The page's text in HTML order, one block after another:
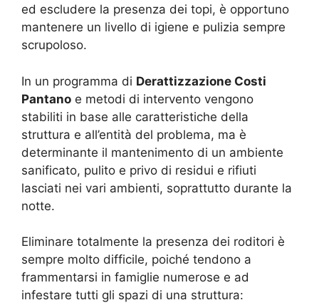
ed escludere la presenza dei topi, è opportuno
mantenere un livello di igiene e pulizia sempre
scrupoloso.
In un programma di Derattizzazione Costi
Pantano e metodi di intervento vengono
stabiliti in base alle caratteristiche della
struttura e all’entità del problema, ma è
determinante il mantenimento di un ambiente
sanificato, pulito e privo di residui e rifiuti
lasciati nei vari ambienti, soprattutto durante la
notte.
Eliminare totalmente la presenza dei roditori è
sempre molto difficile, poiché tendono a
frammentarsi in famiglie numerose e ad
infestare tutti gli spazi di una struttura: